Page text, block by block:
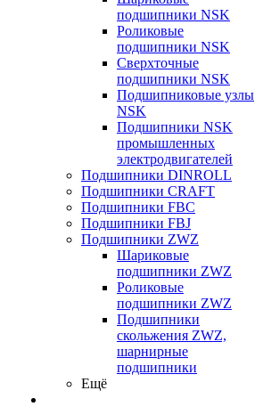
подшипники NSK
Роликовые
подшипники NSK
Сверхточные
подшипники NSK
Подшипниковые узлы
NSK
Подшипники NSK
промышленных
электродвигателей
Подшипники DINROLL
Подшипники CRAFT
Подшипники FBC
Подшипники FBJ
Подшипники ZWZ
Шариковые
подшипники ZWZ
Роликовые
подшипники ZWZ
Подшипники
скольжения ZWZ,
шарнирные
подшипники
Ещё